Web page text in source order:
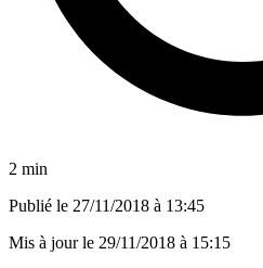
2 min
Publié le 27/11/2018 à 13:45
Mis à jour le 29/11/2018 à 15:15